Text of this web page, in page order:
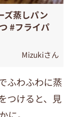
蒸しパン
#フライパ
Mizukiさん
ふわふわに蒸
つけると、見